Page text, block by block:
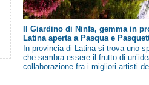
Il Giardino di Ninfa, gemma in
Latina aperta a Pasqua e
In provincia di Latina si trova uno
che sembra essere il frutto di
collaborazione fra i migliori artisti